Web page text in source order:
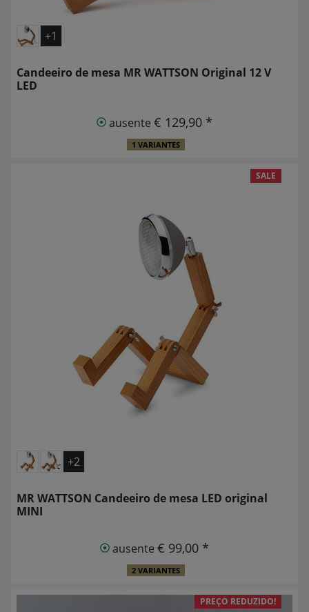
+1
Candeeiro de mesa MR WATTSON Original 12 V
LED
ausente € 129,90 *
1 VARIANTES
SALE
+2
MR WATTSON Candeeiro de mesa LED original
MINI
ausente € 99,00 *
2 VARIANTES
PREÇO REDUZIDO!